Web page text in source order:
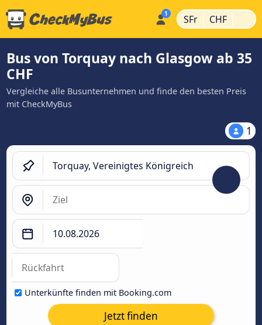
SFr | CHF |
Bus von Torquay nach Glasgow ab 35
CHF
Vergleiche alle Busunternehmen und finde den besten Preis
mit CheckMyBus
1
Unterkünfte finden mit Booking.com
Jetzt finden